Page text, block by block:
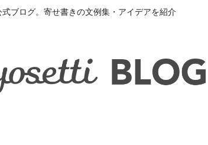
式ブログ。寄せ書きの文例集・アイデアを紹介